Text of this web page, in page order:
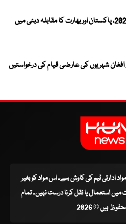
ویمنز ایشیا کپ 2026، پاکستان اور بھارت کا مقابلہ دبئی میں
افغان شہریوں کی عارضی قیام کی درخواستیں
مواد ادارتی ٹیم کی کاوش ہے۔ اس مواد کو بغیر
استعمال یا نقل کرنا درست نہیں۔ تمام
ہیں © 2026